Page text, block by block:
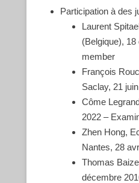
Participation à des
Laurent
(Belgique),
member
François
Saclay, 21
Côme
2022 –
Zhen Hong,
Nantes, 28
Thomas
décembre